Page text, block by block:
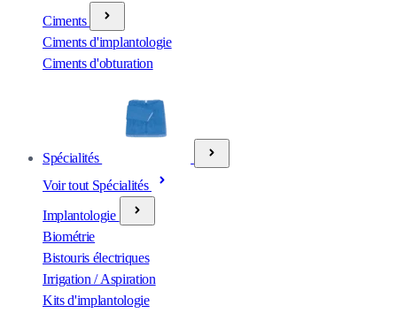
Ciments
Ciments d'implantologie
Ciments d'obturation
Spécialités
Voir tout Spécialités
Implantologie
Biométrie
Bistouris électriques
Irrigation / Aspiration
Kits d'implantologie